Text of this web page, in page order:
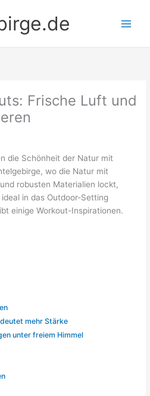
Frische Luft und
die Schönheit der Natur mit
wo die Natur mit
robusten Materialien lockt,
in das Outdoor-Setting
einige Workout-Inspirationen.
mehr Stärke
unter freiem Himmel